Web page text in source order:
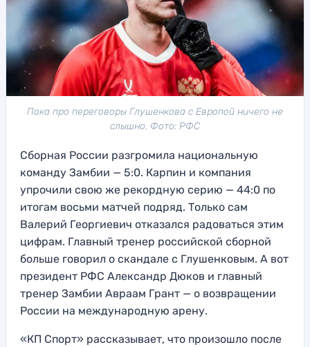
Пока про переговоры Глушенкова с Европой ничего не
слышно. Фото: РФС
Сборная России разгромила национальную
команду Замбии — 5:0. Карпин и компания
упрочили свою же рекордную серию — 44:0 по
итогам восьми матчей подряд. Только сам
Валерий Георгиевич отказался радоваться этим
цифрам. Главный тренер российской сборной
больше говорил о скандале с Глушенковым. А вот
президент РФС Александр Дюков и главный
тренер Замбии Авраам Грант — о возвращении
России на международную арену.
«КП Спорт» рассказывает, что произошло после